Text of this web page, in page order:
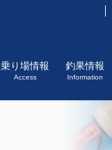
乗り場情報
Access
釣果情報
Information